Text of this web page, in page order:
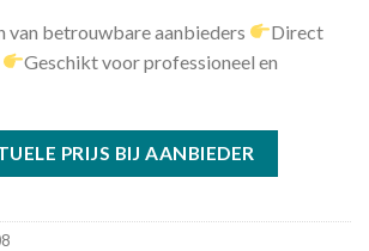
van betrouwbare aanbieders
Direct
Geschikt voor professioneel en
PRIJS BIJ AANBIEDER